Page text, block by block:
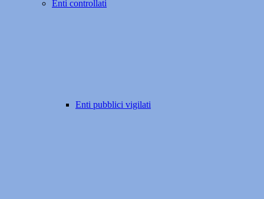
Enti controllati
Enti pubblici vigilati